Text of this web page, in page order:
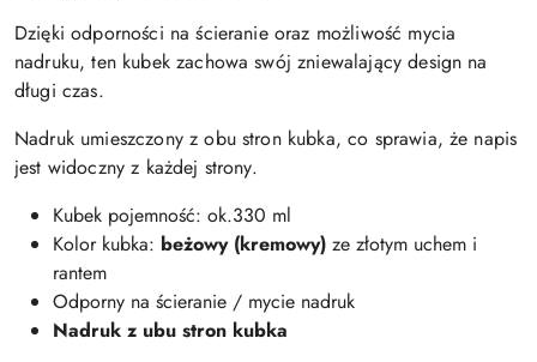
Dzięki odporności na ścieranie oraz możliwość mycia
nadruku, ten kubek zachowa swój zniewalający design na
długi czas.
Nadruk umieszczony z obu stron kubka, co sprawia, że napis
jest widoczny z każdej strony.
Kubek pojemność: ok.330 ml
Kolor kubka: beżowy (kremowy) ze złotym uchem i
rantem
Odporny na ścieranie / mycie nadruk
Nadruk z ubu stron kubka